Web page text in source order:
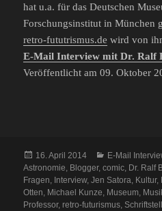
hat u.a. für das Deutschen
Forschungsinstitut in München
retro-fututrismus.de wird von
E-Mail Interview mit Dr. Ralf
Veröffentlicht am 09. Oktober
Veröffentlicht
am
16. April 2014 Kategorien
E-Mail
Astronomie Blogger,comic Dr. Ralf
Fragen Interview,Jen Satora Kultur,
Otten Michael Kunze Museum
Professor, retro-futurismus